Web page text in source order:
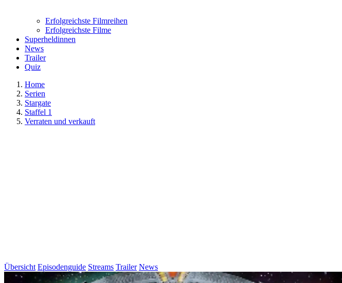
Erfolgreichste Filmreihen
Erfolgreichste Filme
Superheldinnen
News
Trailer
Quiz
Home
Serien
Stargate
Staffel 1
Verraten und verkauft
Übersicht Episodenguide Streams Trailer News